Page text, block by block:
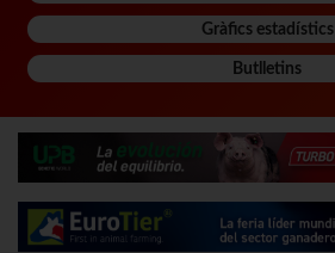
Gràfics estadístics
Butlletins